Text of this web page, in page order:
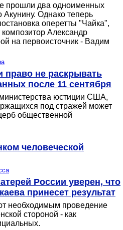
прошли два одноименных
Акунину. Однако теперь
оперетты "Чайка",
композитор Александр
на первоисточник - Вадим
не раскрывать
после 11 сентября
юстиции США,
под стражей может
общественной
человеческой
России уверен, что
принесет результат
необходимым проведение
стороной - как